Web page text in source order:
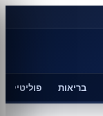
בריאות פוליטיקה